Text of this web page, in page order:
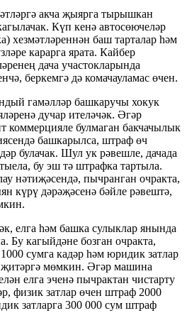
акча җыярга тырышкан
Күп кенә автосөючеләр
хезмәтләреннән баш тарталар һәм
карарга ярата. Кайбер
дача участокларында
беркемгә дә комачауламас өчен.
гамәлләр башкаручы хокук
дучар ителәчәк. Әгәр
коммерцияле булмаган бакчачылык
башкарылса, штраф өч
булачак. Шул ук рәвешле, дачада
бу эш тә штрафка тартыла.
нәтиҗәсендә, пычранган очракта,
күрү дәрәҗәсенә бәйле рәвештә,
елга һәм башка сулыклар янында
Бу кагыйдәне бозган очракта,
сумга кадәр һәм юридик затлар
җитәргә мөмкин. Әгәр машина
елга эченә пычрактан чистарту
физик затлар өчен штраф 2000
затларга 300 000 сум штраф